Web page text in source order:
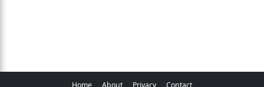
Home About Privacy Contact